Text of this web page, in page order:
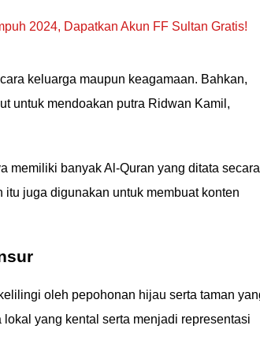
2024, Dapatkan Akun FF Sultan Gratis!
keluarga maupun keagamaan. Bahkan,
untuk mendoakan putra Ridwan Kamil,
memiliki banyak Al-Quran yang ditata secara
juga digunakan untuk membuat konten
oleh pepohonan hijau serta taman
yang kental serta menjadi representasi